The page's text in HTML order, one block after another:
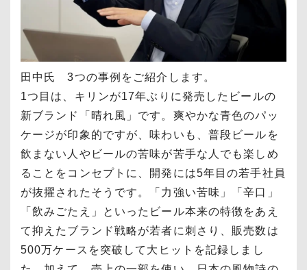
田中氏 3つの事例をご紹介します。
1つ目は、キリンが17年ぶりに発売したビールの
新ブランド「晴れ風」です。爽やかな青色のパッ
ケージが印象的ですが、味わいも、普段ビールを
飲まない人やビールの苦味が苦手な人でも楽しめ
ることをコンセプトに、開発には5年目の若手社員
が抜擢されたそうです。「力強い苦味」「辛口」
「飲みごたえ」といったビール本来の特徴をあえ
て抑えたブランド戦略が若者に刺さり、販売数は
500万ケースを突破して大ヒットを記録しまし